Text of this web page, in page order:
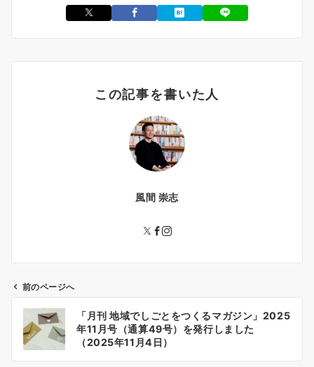
この記事を書いた人
風間 崇志
前のページへ
「月刊 地域でしごとをつくるマガジン」2025
年11月号（通算49号）を発行しました
（2025年11月4日）